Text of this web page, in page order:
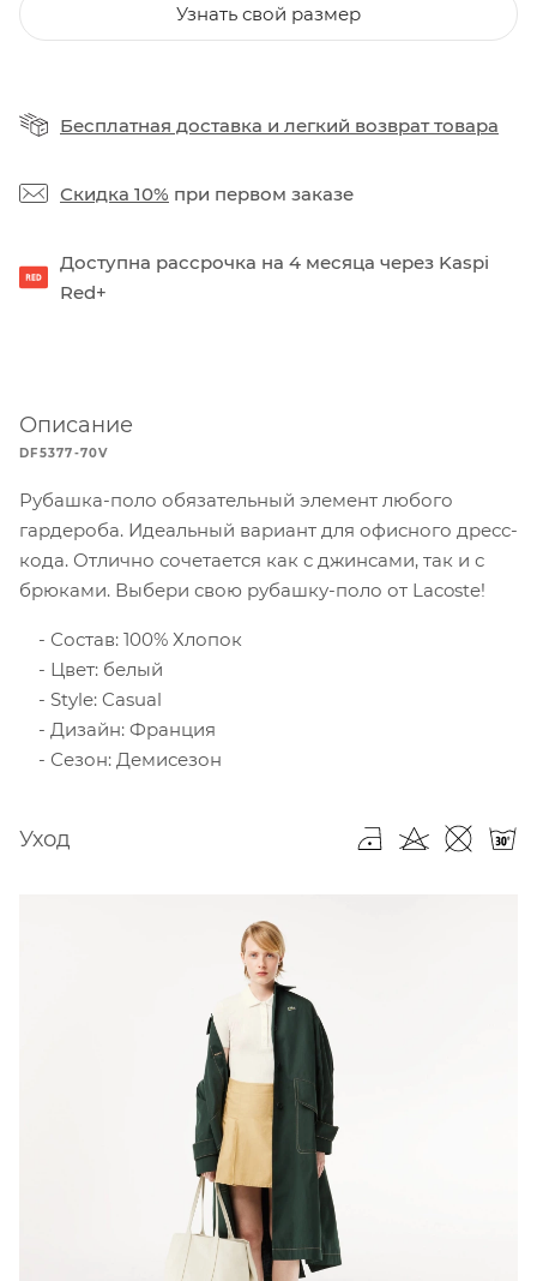
Узнать свой размер
Бесплатная доставка и легкий возврат товара
Скидка 10% при первом заказе
Доступна рассрочка на 4 месяца через Kaspi
Red+
Описание
DF5377-70V
Рубашка-поло обязательный элемент любого
гардероба. Идеальный вариант для офисного дресс-
кода. Отлично сочетается как с джинсами, так и с
брюками. Выбери свою рубашку-поло от Lacoste!
Состав: 100% Хлопок
Цвет: белый
Style: Casual
Дизайн: Франция
Сезон: Демисезон
Уход